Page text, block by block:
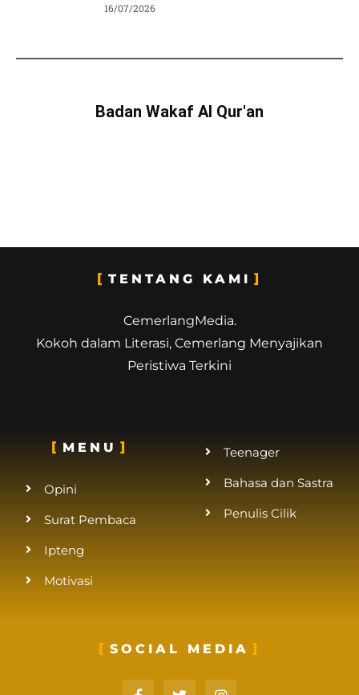
16/07/2026
Badan Wakaf Al Qur'an
TENTANG KAMI
CemerlangMedia.
Kokoh dalam Literasi, Cemerlang Menyajikan
Peristiwa Terkini
MENU
Opini
Surat Pembaca
Ipteng
Motivasi
Teenager
Bahasa dan Sastra
Penulis Cilik
SOCIAL MEDIA